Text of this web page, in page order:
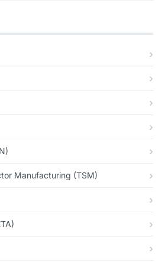
Manufacturing (TSM)